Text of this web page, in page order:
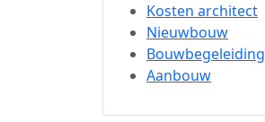
Kosten architect
Nieuwbouw
Bouwbegeleiding
Aanbouw